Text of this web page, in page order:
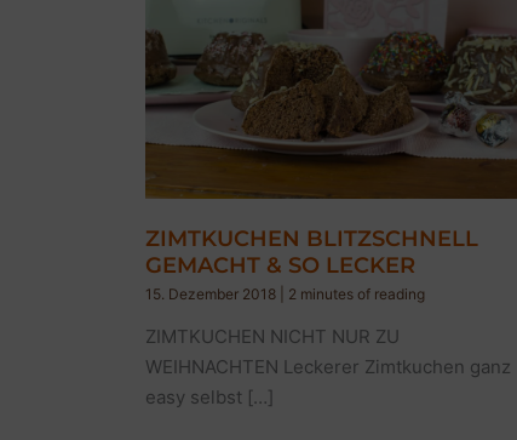
ZIMTKUCHEN BLITZSCHNELL
GEMACHT & SO LECKER
15. Dezember 2018 2 minutes of reading
ZIMTKUCHEN NICHT NUR ZU
WEIHNACHTEN Leckerer Zimtkuchen ganz
easy selbst […]